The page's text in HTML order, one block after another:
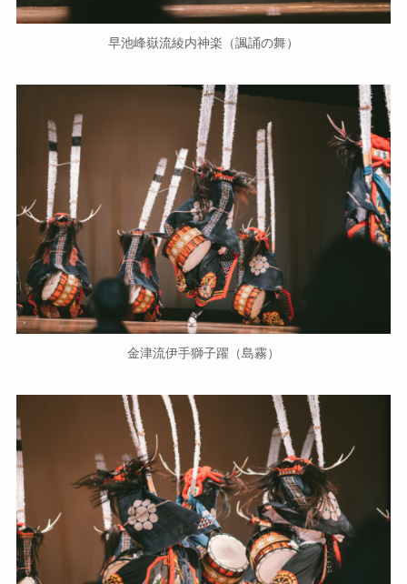
早池峰嶽流綾内神楽（諷誦の舞）
金津流伊手獅子躍（島霧）